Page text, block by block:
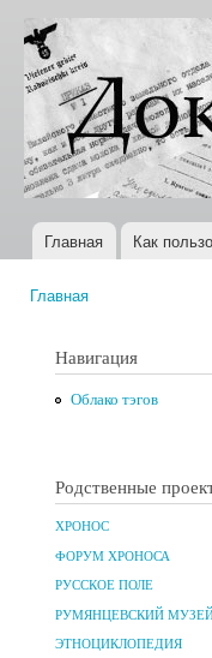
Документы
XX века
Всемирная
история в
Интернете
Главное меню
Главная Как
Главная
Навигация
Облако тэгов
Родственные
ХРОНОС
ФОРУМ ХРОНОСА
РУССКОЕ ПОЛЕ
РУМЯНЦЕВСКИЙ
ЭТНОЦИКЛОПЕДИЯ